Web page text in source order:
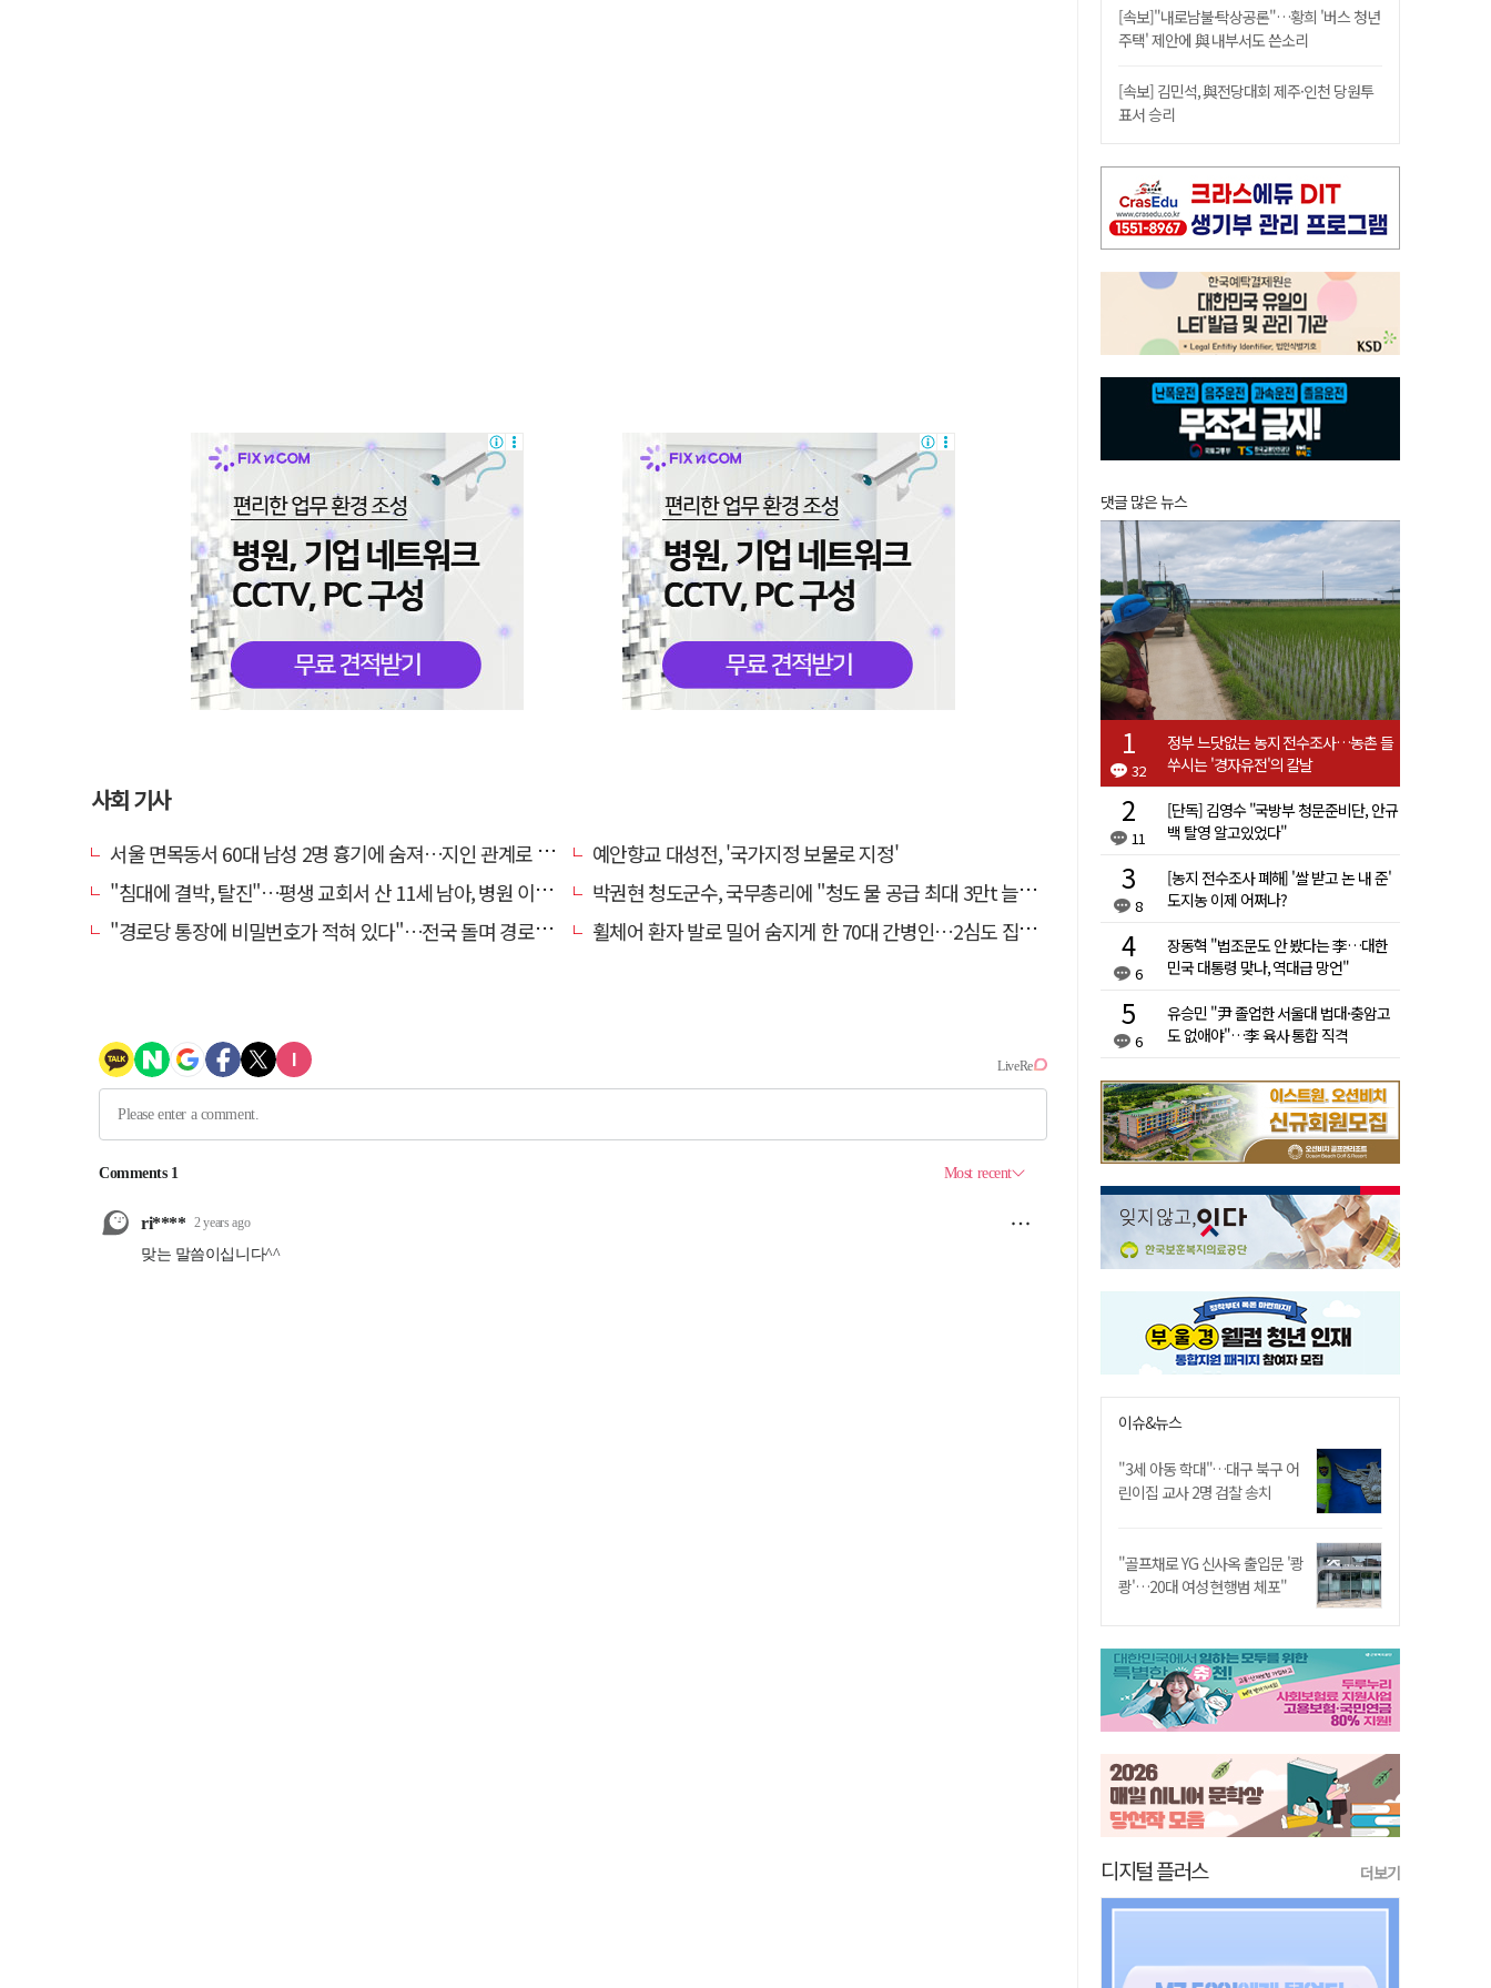
사회 기사
서울 면목동서 60대 남성 2명 흉기에 숨져…지인 관계로 추정
예안향교 대성전, '국가지정 보물로 지정'
"침대에 결박, 탈진"…평생 교회서 산 11세 남아, 병원 이송 끝 숨져
박권현 청도군수, 국무총리에 "청도 물 공급 최대 3만t 늘려달라"
"경로당 통장에 비밀번호가 적혀 있다"…전국 돌며 경로당 13곳 턴 30대 구속
휠체어 환자 발로 밀어 숨지게 한 70대 간병인…2심도 집행유예
[속보]"내로남불·탁상공론"…황희 '버스 청년
주택' 제안에 與 내부서도 쓴소리
[속보] 김민석, 與전당대회 제주·인천 당원투
표서 승리
댓글 많은 뉴스
32
정부 느닷없는 농지 전수조사…농촌 들
쑤시는 '경자유전'의 칼날
11
[단독] 김영수 "국방부 청문준비단, 안규
백 탈영 알고있었다"
8
[농지 전수조사 폐해] '쌀 받고 논 내 준'
도지농 이제 어쩌나?
6
장동혁 "법조문도 안 봤다는 李…대한
민국 대통령 맞나, 역대급 망언"
6
유승민 "尹 졸업한 서울대 법대·충암고
도 없애야"…李 육사 통합 직격
이슈&뉴스
"3세 아동 학대"…대구 북구 어
린이집 교사 2명 검찰 송치
"골프채로 YG 신사옥 출입문 '쾅
쾅'…20대 여성 현행범 체포"
디지털 플러스 더보기